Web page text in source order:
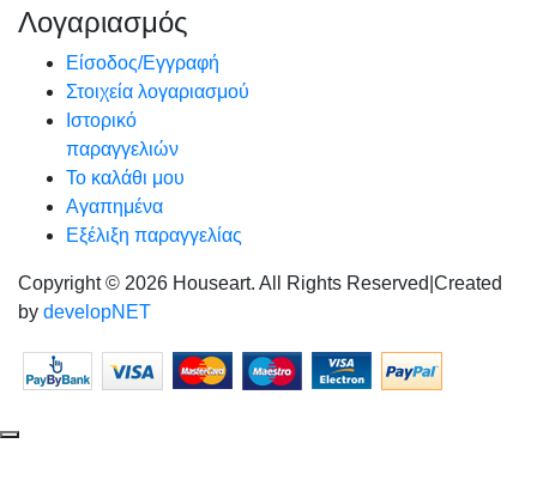
Λογαριασμός
Είσοδος/Εγγραφή
Στοιχεία λογαριασμού
Ιστορικό
παραγγελιών
Το καλάθι μου
Αγαπημένα
Εξέλιξη παραγγελίας
Copyright © 2026 Houseart. All Rights Reserved Created
by developNET